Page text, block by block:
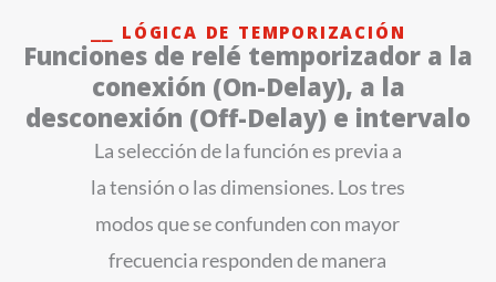
⎯⎯ LÓGICA DE TEMPORIZACIÓN
Funciones de relé temporizador a la
conexión (On-Delay), a la
desconexión (Off-Delay) e intervalo
La selección de la función es previa a
la tensión o las dimensiones. Los tres
modos que se confunden con mayor
frecuencia responden de manera